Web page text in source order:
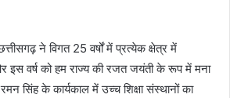
ने विगत 25 वर्षों में प्रत्येक क्षेत्र में
इस वर्ष को हम राज्य की रजत जयंती के रूप में मना
सिंह के कार्यकाल में उच्च शिक्षा संस्थानों का